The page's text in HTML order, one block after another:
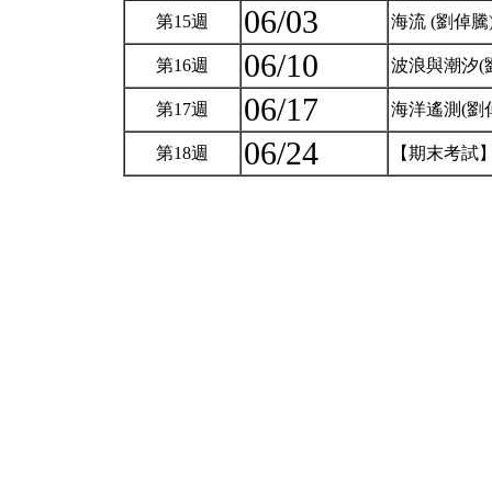
第15週 06/03 海流 (劉倬
第16週 06/10 波浪與潮汐(
第17週 06/17 海洋遙測(劉
第18週 06/24 【期末考試